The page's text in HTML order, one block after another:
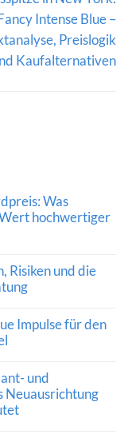
Intense Blue –
Preislogik
Kaufalternativen
Was
hochwertiger
Risiken und die
Impulse für den
und
Neuausrichtung